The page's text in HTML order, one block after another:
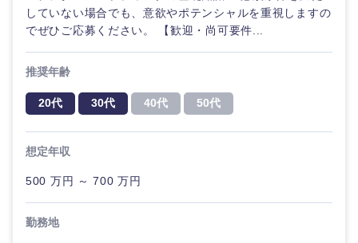
していない場合でも、意欲やポテンシャルを重視しますの
でぜひご応募ください。 【歓迎・尚可要件...
推奨年齢
20代 30代 40代 50代
想定年収
500 万円 ～ 700 万円
勤務地